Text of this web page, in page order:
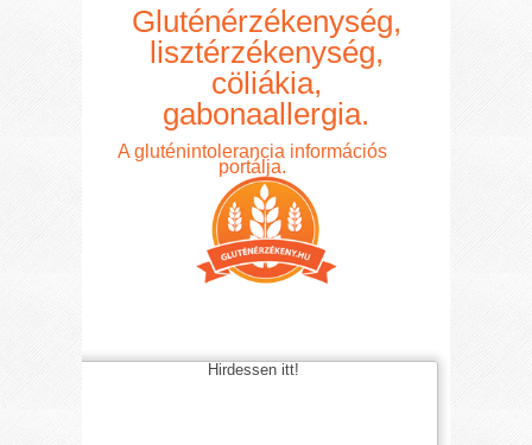
Gluténérzékenység,
lisztérzékenység,
cöliákia,
gabonaallergia.
A gluténintolerancia információs
portálja.
Hirdessen itt!